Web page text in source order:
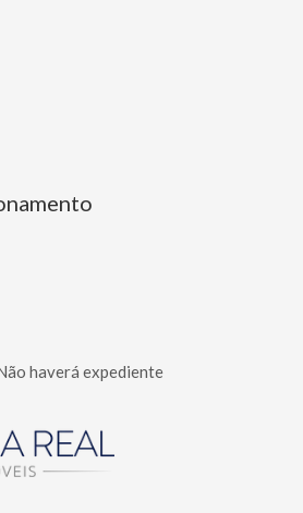
haverá expediente